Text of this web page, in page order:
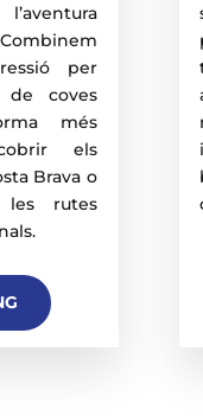
per
de coves
més
els
Brava o
les rutes